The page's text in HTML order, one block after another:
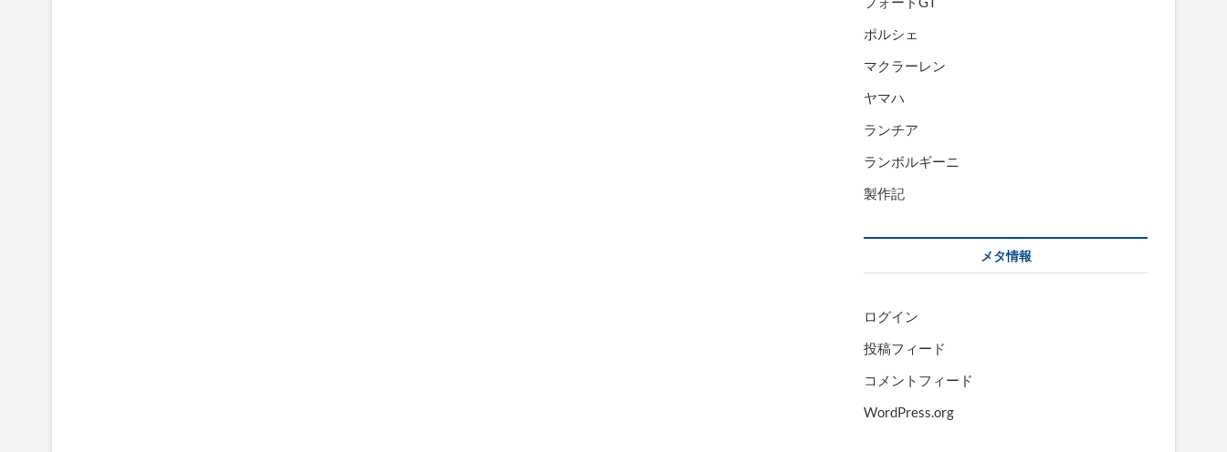
ポルシェ
マクラーレン
ヤマハ
ランチア
ランボルギーニ
製作記
メタ情報
ログイン
投稿フィード
コメントフィード
WordPress.org